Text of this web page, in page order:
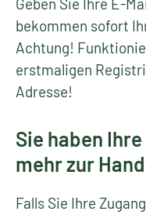
bekommen sofort
Achtung!
erstmaligen
Adresse!
Sie haben
mehr zur
Falls Sie Ihre